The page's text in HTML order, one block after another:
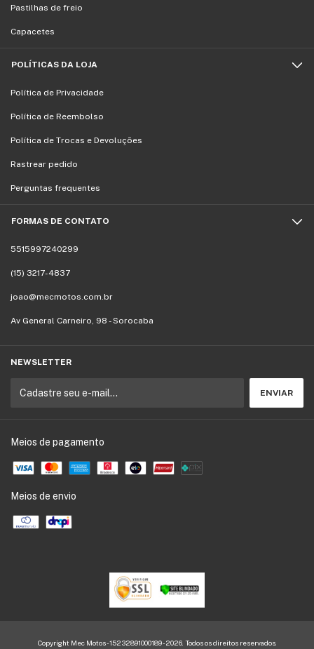
Pastilhas de freio
Capacetes
POLÍTICAS DA LOJA
Política de Privacidade
Política de Reembolso
Política de Trocas e Devoluções
Rastrear pedido
Perguntas frequentes
FORMAS DE CONTATO
5515997240299
(15) 3217-4837
joao@mecmotos.com.br
Av General Carneiro, 98 - Sorocaba
NEWSLETTER
Meios de pagamento
Meios de envio
Copyright Mec Motos - 15232891000189 - 2026. Todos os direitos reservados.